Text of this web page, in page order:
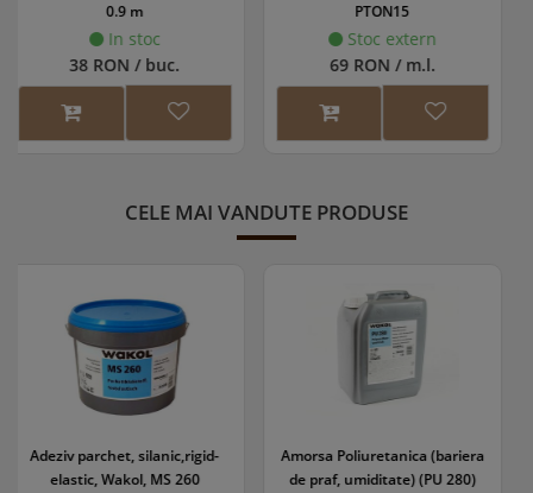
PTON15
Stoc extern
69 RON / m.l.
Bronz, S65, 0.93 m
In stoc
43 RON / buc.
CELE MAI VANDUTE PRODUSE
Amorsa Poliuretanica (bariera
de praf, umiditate) (PU 280)
Grund parchet WS EasyPrime